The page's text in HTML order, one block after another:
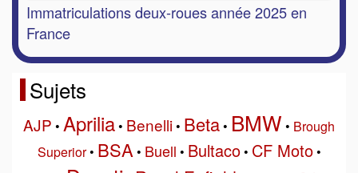
Immatriculations deux-roues année 2025 en
France
Sujets
AJP • Aprilia• Benelli• Beta• BMW • Brough
Superior• BSA• Buell • Bultaco• CF Moto•